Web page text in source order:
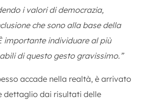
i valori di democrazia,
che sono alla base della
importante individuare al più
di questo gesto gravissimo.”
accade nella realtà, è arrivato
dettaglio dai risultati delle